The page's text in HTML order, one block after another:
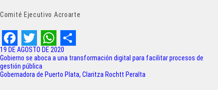
Comité Ejecutivo Acroarte
F
a
T
w
W
h
S
h
19 DE AGOSTO DE 2020
Navegación
de
Gobierno se aboca a una transformación digital para facilitar procesos de
gestión pública
Gobernadora de Puerto Plata, Claritza Rochtt Peralta